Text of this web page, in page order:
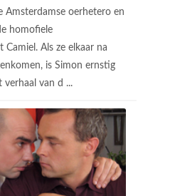
Amsterdamse oerhetero en
homofiele
Als ze elkaar na
is Simon ernstig
verhaal van d ...